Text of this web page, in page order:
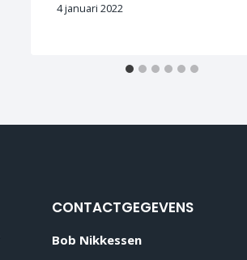
4 januari 2022
CONTACTGEGEVENS
Bob Nikkessen